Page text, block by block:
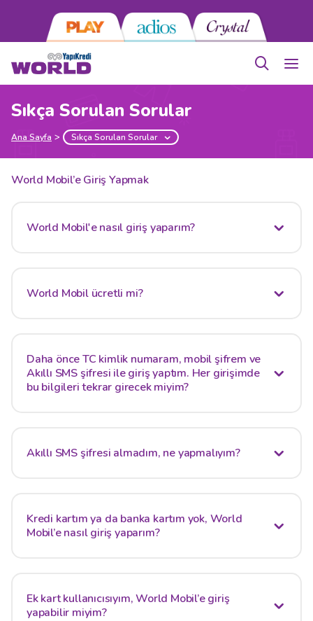
Sıkça Sorulan Sorular
Ana Sayfa Sıkça Sorulan Sorular
World Mobil’e Giriş Yapmak
World Mobil'e nasıl giriş yaparım?
World Mobil ücretli mi?
Daha önce TC kimlik numaram, mobil şifrem ve
Akıllı SMS şifresi ile giriş yaptım. Her girişimde
bu bilgileri tekrar girecek miyim?
Akıllı SMS şifresi almadım, ne yapmalıyım?
Kredi kartım ya da banka kartım yok, World
Mobil’e nasıl giriş yaparım?
Ek kart kullanıcısıyım, World Mobil’e giriş
yapabilir miyim?